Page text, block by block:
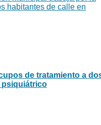
habitantes de calle en
de tratamiento a